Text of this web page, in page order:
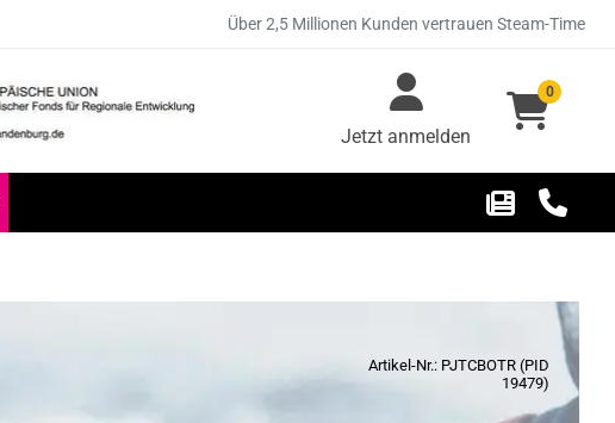
Über 2,5 Millionen Kunden vertrauen Steam-Time
Jetzt anmelden
0
Artikel-Nr.: PJTCBOTR (PID
19479)